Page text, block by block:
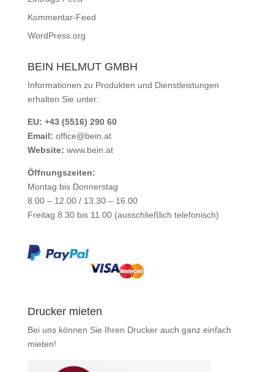
Kommentar-Feed
WordPress.org
BEIN HELMUT GMBH
Informationen zu Produkten und Dienstleistungen
erhalten Sie unter:
EU: +43 (5516) 290 60
Email: office@bein.at
Website: www.bein.at
Öffnungszeiten:
Montag bis Donnerstag
8.00 – 12.00 / 13.30 – 16.00
Freitag 8.30 bis 11.00 (ausschließlich telefonisch)
Drucker mieten
Bei uns können Sie Ihren Drucker auch ganz einfach
mieten!